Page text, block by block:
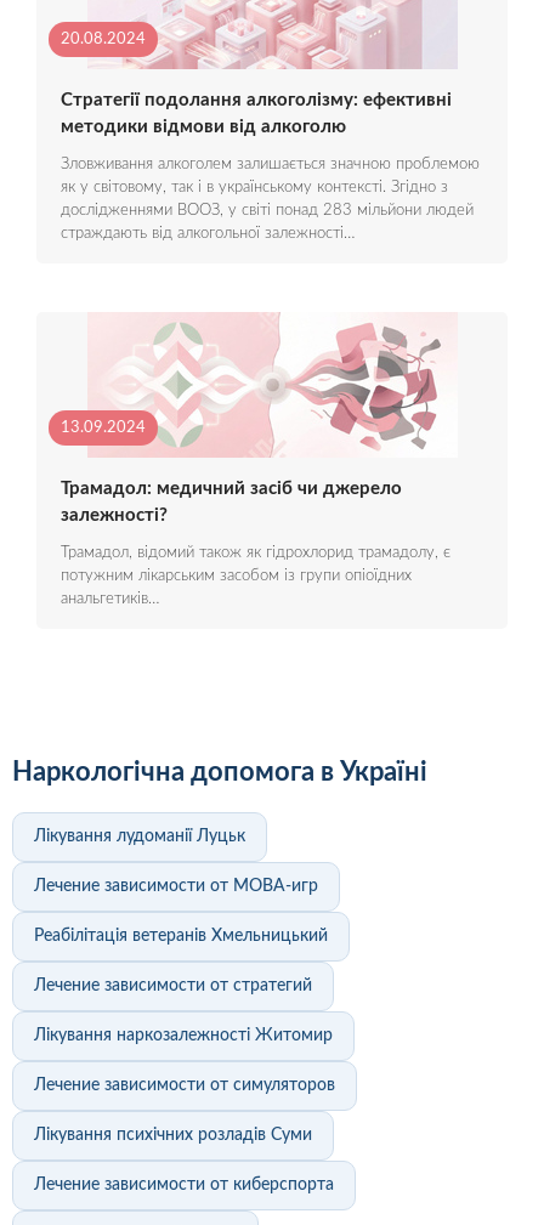
20.08.2024
Стратегії подолання алкоголізму: ефективні
методики відмови від алкоголю
Зловживання алкоголем залишається значною проблемою
як у світовому, так і в українському контексті. Згідно з
дослідженнями ВООЗ, у світі понад 283 мільйони людей
страждають від алкогольної залежності…
13.09.2024
Трамадол: медичний засіб чи джерело
залежності?
Трамадол, відомий також як гідрохлорид трамадолу, є
потужним лікарським засобом із групи опіоїдних
анальгетиків…
Наркологічна допомога в Україні
Лікування лудоманії Луцьк
Лечение зависимости от MOBA-игр
Реабілітація ветеранів Хмельницький
Лечение зависимости от стратегий
Лікування наркозалежності Житомир
Лечение зависимости от симуляторов
Лікування психічних розладів Суми
Лечение зависимости от киберспорта